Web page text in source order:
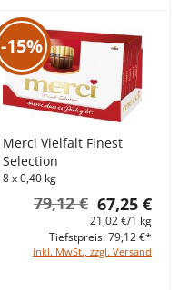
-15%
Merci Vielfalt Finest
Selection
8 x 0,40 kg
67,25 €
79,12 €
21,02 €/1 kg
inkl. MwSt., zzgl. Versand
Tiefstpreis: 79,12 €*